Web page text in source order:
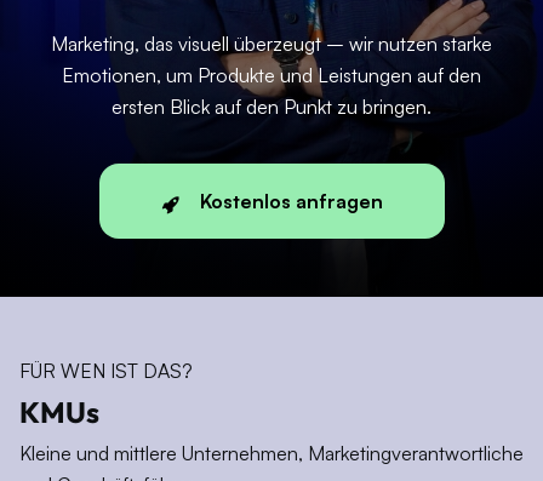
Marketing, das visuell überzeugt – wir nutzen starke
Emotionen, um Produkte und Leistungen auf den
ersten Blick auf den Punkt zu bringen.
Kostenlos anfragen
FÜR WEN IST DAS?
KMUs
Kleine und mittlere Unternehmen, Marketingverantwortliche